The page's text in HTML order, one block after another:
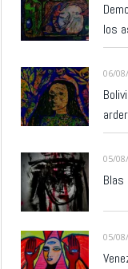
los
06/
05/
Blas
05/